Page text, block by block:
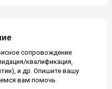
127566 Россия, Москва,